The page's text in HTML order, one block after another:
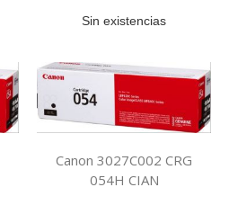
Sin existencias
Canon 3027C002 CRG
054H CIAN